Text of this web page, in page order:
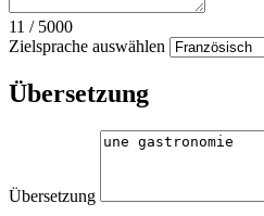
11 / 5000
Zielsprache auswählen
Übersetzung
Übersetzung